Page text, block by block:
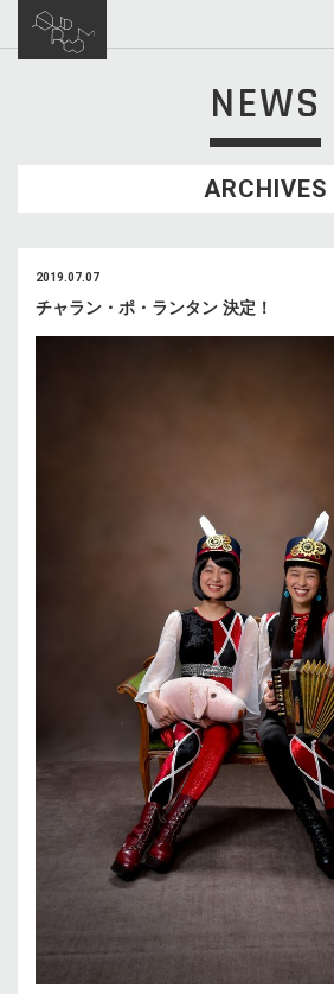
NEWS
ARCHIVES
2019.07.07
チャラン・ポ・ランタン 決定！